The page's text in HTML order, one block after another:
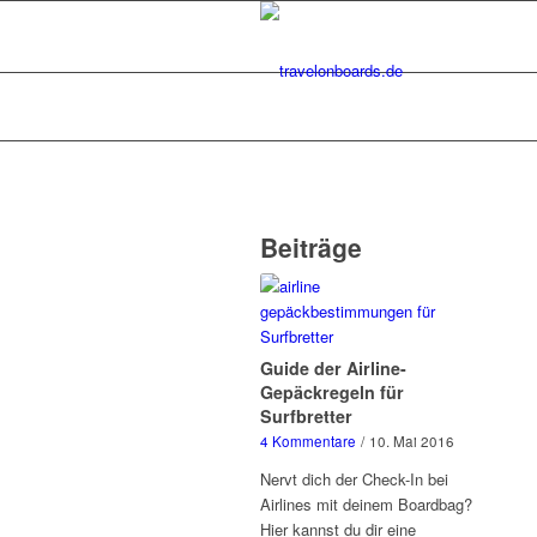
Beiträge
Guide der Airline-
Gepäckregeln für
Surfbretter
4 Kommentare / 10. Mai 2016
Nervt dich der Check-In bei
Airlines mit deinem Boardbag?
Hier kannst du dir eine